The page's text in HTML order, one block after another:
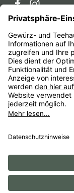
Service-Hotline
Service
Unternehmen
Alle Preise
© 1956 - 2026
Impressum